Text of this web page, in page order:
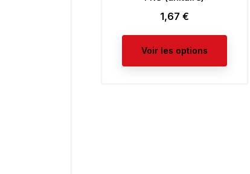
Prix
1,67 €
Voir les options